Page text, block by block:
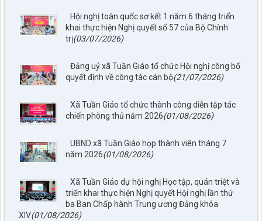
Hội nghị toàn quốc sơ kết 1 năm 6 tháng triển
khai thực hiện Nghị quyết số 57 của Bộ Chính
trị(03/07/2026)
Đảng uỷ xã Tuần Giáo tổ chức Hội nghị công bố
quyết định về công tác cán bộ(21/07/2026)
Xã Tuần Giáo tổ chức thành công diễn tập tác
chiến phòng thủ năm 2026(01/08/2026)
UBND xã Tuần Giáo họp thành viên tháng 7
năm 2026(01/08/2026)
Xã Tuần Giáo dự hội nghị Học tập, quán triệt và
triển khai thực hiện Nghị quyết Hội nghị lần thứ
ba Ban Chấp hành Trung ương Đảng khóa
XIV(01/08/2026)
797./TTPTQĐ-KV2
Về việc đăng tải lên trên Cổng thông tin điện tử của UBND xã
Tuần Giáo công khai dự thảo phương án bồi thường, hỗ trợ
(đợt 6)công trình: Hồ bản phủ thuộc dự án cụm Hồbản Phủ -
lượt xem: 41 | lượt tải:33
1872/KH-UBND
Kế hoạch Đấu giá quyền sử dụng đất năm 2026 trên địa bàn